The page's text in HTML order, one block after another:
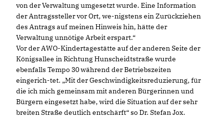
von der Verwaltung umgesetzt wurde. Eine Information
der Antragssteller vor Ort, we-nigstens ein Zurückziehen
des Antrags auf meinen Hinweis hin, hätte der
Verwaltung unnötige Arbeit erspart.“
Vor der AWO-Kindertagestätte auf der anderen Seite der
Königsallee in Richtung Hunscheidtstraße wurde
ebenfalls Tempo 30 während der Betriebszeiten
eingerich-tet. „Mit der Geschwindigkeitsreduzierung, für
die ich mich gemeinsam mit anderen Bürgerinnen und
Bürgern eingesetzt habe, wird die Situation auf der sehr
breiten Straße deutlich entschärft“ so Dr. Stefan Jox.